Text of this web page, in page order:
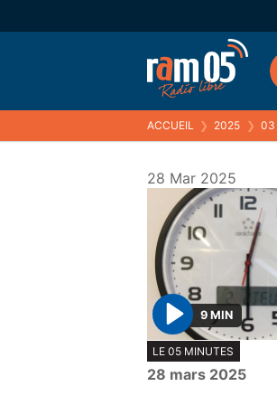
ACCUEIL ❯ 2025 ❯ 03
28 Mar 2025
P
l
a
9 MIN
LE 05 MINUTES
28 mars 2025